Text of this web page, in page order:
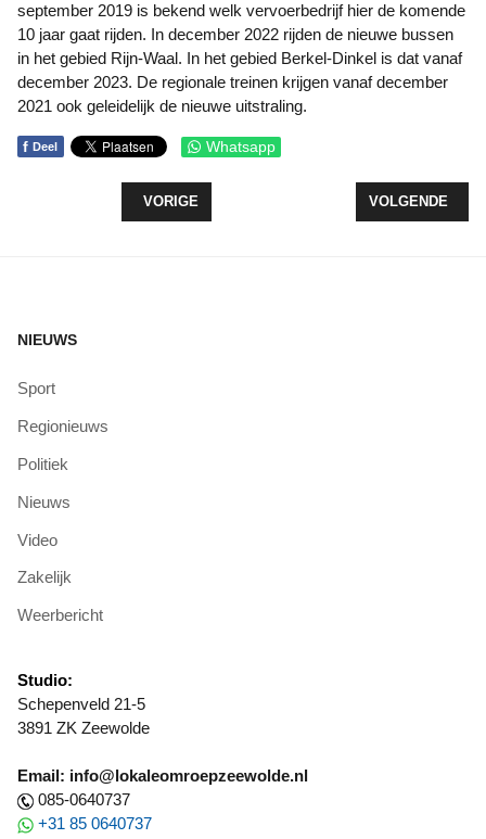
september 2019 is bekend welk vervoerbedrijf hier de komende
10 jaar gaat rijden. In december 2022 rijden de nieuwe bussen
in het gebied Rijn-Waal. In het gebied Berkel-Dinkel is dat vanaf
december 2023. De regionale treinen krijgen vanaf december
2021 ook geleidelijk de nieuwe uitstraling.
f Deel Whatsapp
VORIG ARTIKEL: ASBEST ERAF, ZONNEPANELEN
VORIGE VOLGENDE
VOLGENDE
NIEUWS
Sport
Regionieuws
Politiek
Nieuws
Video
Zakelijk
Weerbericht
Studio:
Schepenveld 21-5
3891 ZK Zeewolde
Email: info@lokaleomroepzeewolde.nl
085-0640737
+31 85 0640737